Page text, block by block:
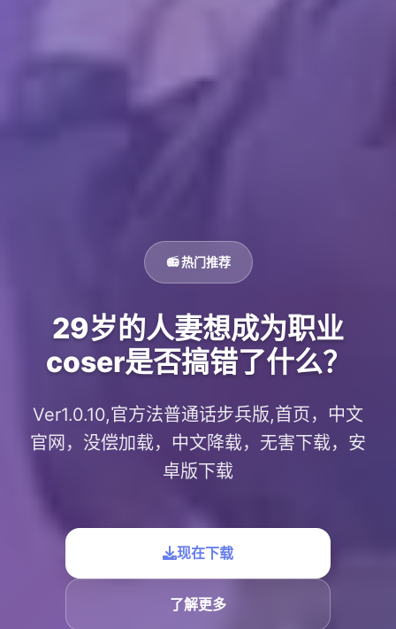
📻 热门推荐
29岁的人妻想成为职业
coser是否搞错了什么？
Ver1.0.10,官方法普通话步兵版,首页，中文
官网，没偿加载，中文降载，无害下载，安
卓版下载
现在下载
了解更多